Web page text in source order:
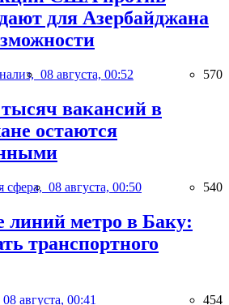
для Азербайджана
08 августа, 00:52 570
вакансий в
остаются
сфера, 08 августа, 00:50 540
линий метро в Баку:
транспортного
08 августа, 00:41 454